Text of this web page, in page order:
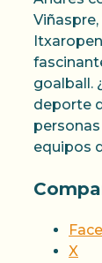
goalball.
deporte
equipos
X